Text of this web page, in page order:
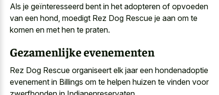
Als je geïnteresseerd bent in het adopteren of opvoeden
van een hond, moedigt Rez Dog Rescue je aan om te
komen en met hen te praten.
Gezamenlijke evenementen
Rez Dog Rescue organiseert elk jaar een hondenadoptie
evenement in Billings om te helpen huizen te vinden voor